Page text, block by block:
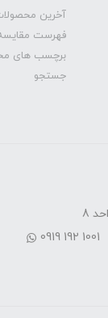
آخرین
فهرست
برچسب های
جستجو
0919 192 1001